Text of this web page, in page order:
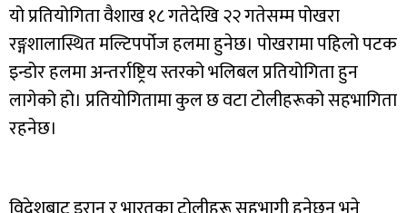
यो प्रतियोगिता वैशाख १८ गतेदेखि २२ गतेसम्म पोखरा
रङ्गशालास्थित मल्टिपर्पोज हलमा हुनेछ। पोखरामा पहिलो पटक
इन्डोर हलमा अन्तर्राष्ट्रिय स्तरको भलिबल प्रतियोगिता हुन
लागेको हो। प्रतियोगितामा कुल छ वटा टोलीहरूको सहभागिता
रहनेछ।